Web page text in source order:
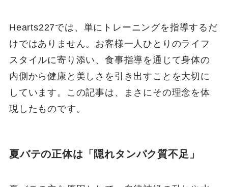
Hearts227では、単にトレーニングを指導するだ
けではありません。お客様一人ひとりのライフ
スタイルに寄り添い、食事指導を通じて身体の
内側から健康と美しさを引き出すことを大切に
しています。この記事は、まさにその理念を体
現したものです。
夏バテの正体は「隠れタンパク質不足」